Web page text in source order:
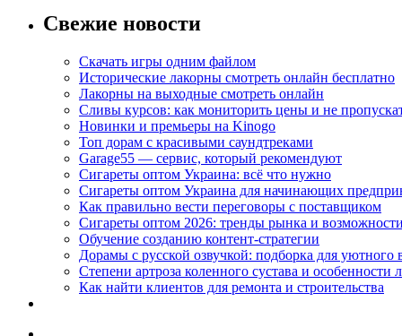
Свежие новости
Скачать игры одним файлом
Исторические лакорны смотреть онлайн бесплатно
Лакорны на выходные смотреть онлайн
Сливы курсов: как мониторить цены и не
Новинки и премьеры на Kinogo
Топ дорам с красивыми саундтреками
Garage55 — сервис, который рекомендуют
Сигареты оптом Украина: всё что нужно
Сигареты оптом Украина для начинающих
Как правильно вести переговоры с поставщиком
Сигареты оптом 2026: тренды рынка и возможности
Обучение созданию контент-стратегии
Дорамы с русской озвучкой: подборка для уютного
Степени артроза коленного сустава и особенности
Как найти клиентов для ремонта и строительства